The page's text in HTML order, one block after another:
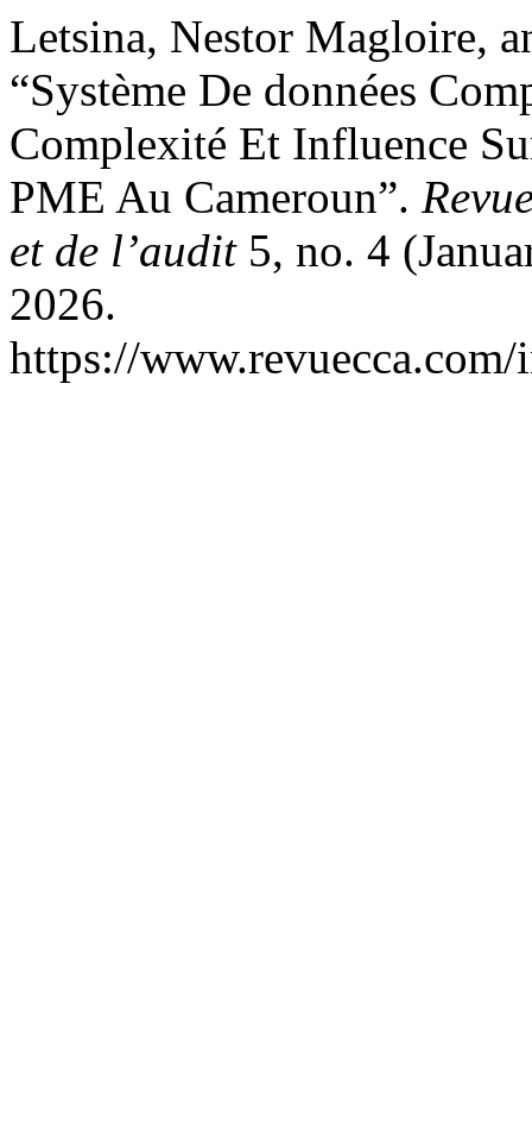
Letsina, Nestor Magloire,
“Système De données
Complexité Et Influence
PME Au Cameroun”.
et de l’audit 5, no. 4
2026.
https://